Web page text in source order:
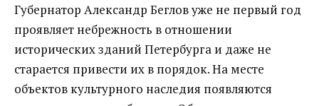
Губернатор Александр Беглов уже не первый год
проявляет небрежность в отношении
исторических зданий Петербурга и даже не
старается привести их в порядок. На месте
объектов культурного наследия появляются